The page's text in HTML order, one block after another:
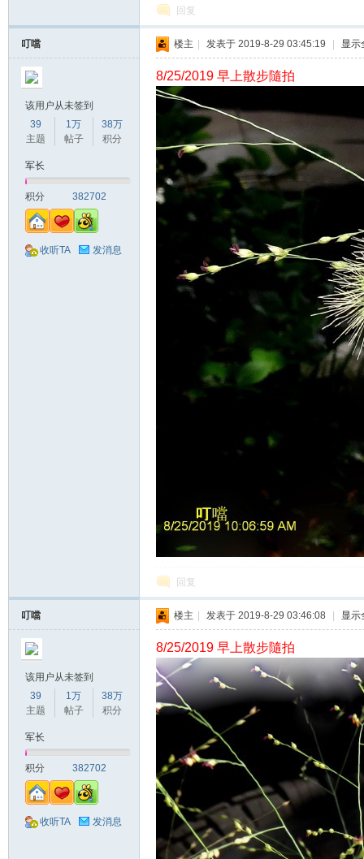
回复
叮噹
该用户从未签到
39
主题
1万
帖子
38万
积分
军长
积分 382702
收听TA 发消息
楼主 发表于 2019-8-29 03:45:19 显示
8/25/2019 早上散步隨拍
回复
叮噹
该用户从未签到
39
主题
1万
帖子
38万
积分
军长
积分 382702
收听TA 发消息
楼主 发表于 2019-8-29 03:46:08 显示
8/25/2019 早上散步隨拍